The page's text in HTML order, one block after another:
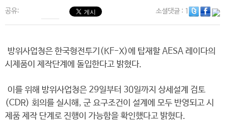
공유: 소셜댓글: 1
방위사업청은 한국형전투기(KF-X)에 탑재할 AESA 레이다의
시제품이 제작단계에 돌입한다고 밝혔다.
이를 위해 방위사업청은 29일부터 30일까지 상세설계 검토
(CDR) 회의를 실시해, 군 요구조건이 설계에 모두 반영되고 시
제품 제작 단계로 진행이 가능함을 확인했다고 밝혔다.